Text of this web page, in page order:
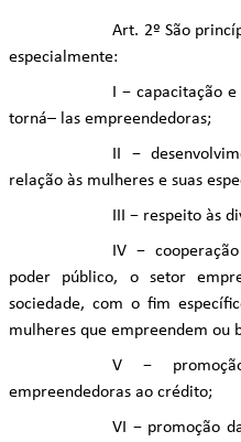
Art. 2º São
especialmente:
I − capacitação
torná– las empreendedoras;
II −
relação às mulheres e suas
III − respeito às
IV −
poder público, o setor
sociedade, com o fim
mulheres que empreendem ou
V −
empreendedoras ao crédito;
VI − promoção